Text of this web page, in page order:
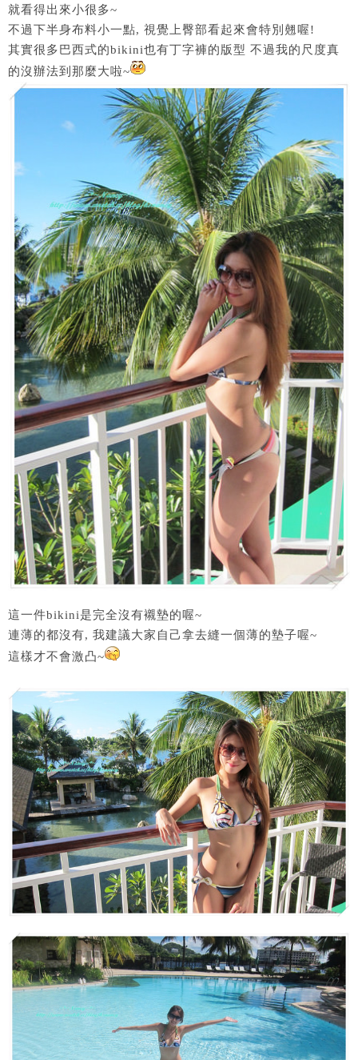
就看得出來小很多~
不過下半身布料小一點, 視覺上臀部看起來會特別翹喔!
其實很多巴西式的bikini也有丁字褲的版型 不過我的尺度真
的沒辦法到那麼大啦~
這一件bikini是完全沒有襯墊的喔~
連薄的都沒有, 我建議大家自己拿去縫一個薄的墊子喔~
這樣才不會激凸~